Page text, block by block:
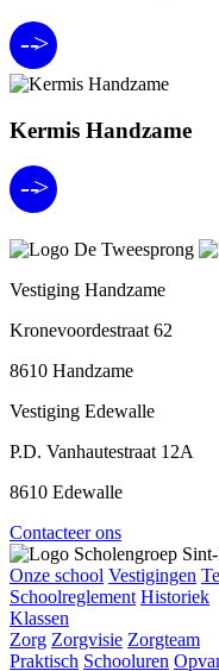
>
--
Kermis Handzame
>
--
Vestiging Handzame
Kronevoordestraat 62
8610 Handzame
Vestiging Edewalle
P.D. Vanhautestraat 12A
8610 Edewalle
Contacteer ons
Onze school Vestigingen
Schoolreglement Historiek
Klassen
Zorg Zorgvisie Zorgteam
Praktisch Schooluren